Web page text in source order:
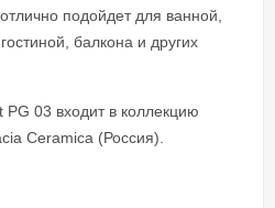
подойдет для ванной,
балкона и других
03 входит в коллекцию
Ceramica (Россия).